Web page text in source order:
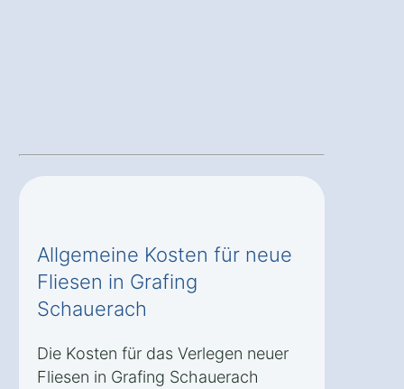
Allgemeine Kosten für neue
Fliesen in Grafing
Schauerach
Die Kosten für das Verlegen neuer
Fliesen in Grafing Schauerach